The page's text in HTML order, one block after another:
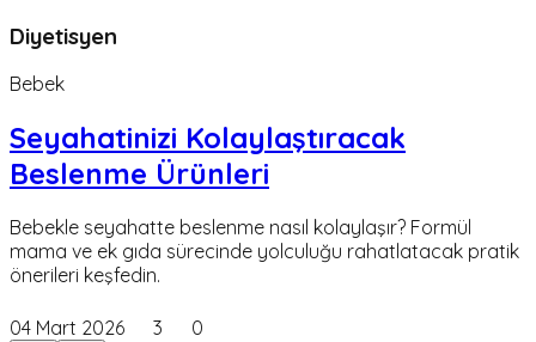
Diyetisyen
Bebek
Seyahatinizi Kolaylaştıracak
Beslenme Ürünleri
Bebekle seyahatte beslenme nasıl kolaylaşır? Formül
mama ve ek gıda sürecinde yolculuğu rahatlatacak pratik
önerileri keşfedin.
04 Mart 2026 3 0